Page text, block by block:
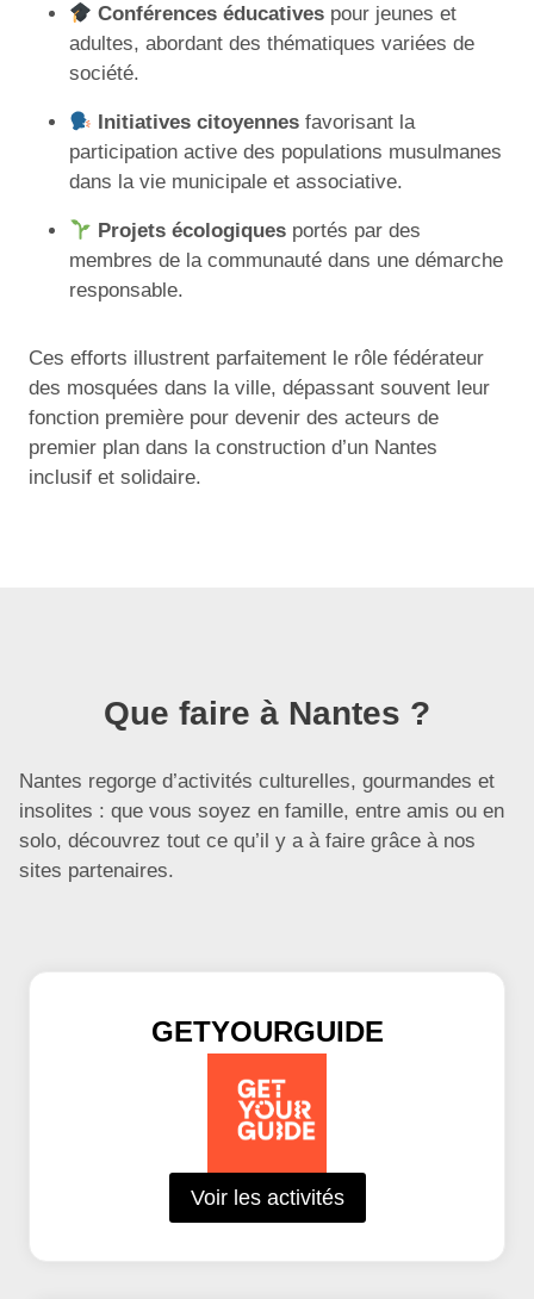
Conférences éducatives pour jeunes et
adultes, abordant des thématiques variées de
société.
Initiatives citoyennes favorisant la
participation active des populations musulmanes
dans la vie municipale et associative.
Projets écologiques portés par des
membres de la communauté dans une démarche
responsable.
Ces efforts illustrent parfaitement le rôle fédérateur
des mosquées dans la ville, dépassant souvent leur
fonction première pour devenir des acteurs de
premier plan dans la construction d’un Nantes
inclusif et solidaire.
Que faire à Nantes ?
Nantes regorge d’activités culturelles, gourmandes et
insolites : que vous soyez en famille, entre amis ou en
solo, découvrez tout ce qu’il y a à faire grâce à nos
sites partenaires.
GETYOURGUIDE
Voir les activités